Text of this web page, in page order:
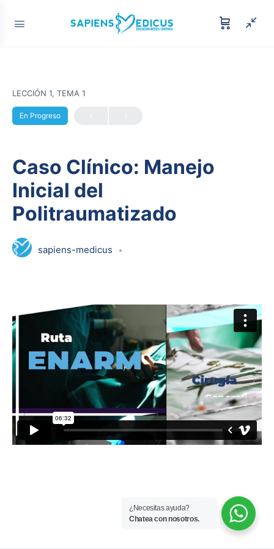
LECCIÓN 1, TEMA 1
En Progreso
Caso Clínico: Manejo
Inicial del
Politraumatizado
sapiens-medicus
¿Necesitas ayuda?
Chatea con nosotros.